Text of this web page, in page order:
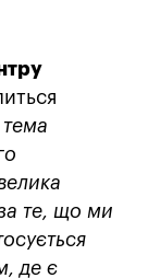
за те, що ми
де є